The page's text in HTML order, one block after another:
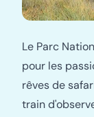
Le Parc
pour les
rêves de
train